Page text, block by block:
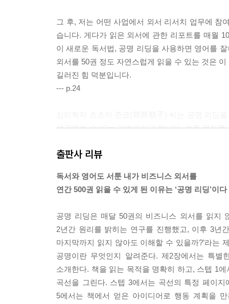
원서를 읽으면 그 분야의 일류와 이어진다 236
책을 알게 되는 순간의 행동이 좋은 인연을 만든다
독서를 한 후에는 긍정적인 착각을 하게 된다 244
에필로그 247
그 후, 저는 어떤 사업에서 외서 리서치 업무에 참
습니다. 게다가 읽은 외서에 관한 리포트를 매월
이 새로운 독서법, 공명 리딩을 사용하면 영어를
외서를 50권 정도 자연스럽게 읽을 수 있는 것은
길러진 힘 덕분입니다.
--- p.24
생각해볼 수 있는 기법이라고 합니다. 보통 목차
씨는 지금까지 책을 읽느라 고생한 적이 한 번도
지금까지 공명 리딩을 배운 사람의 많은 수가 대
준의 시간에 얽매이지 않고 많은 시간을 들여도
--- p.111
가치가 있다고 생각하는 것에 돈을 투자하지 않
수 있습니다. 저자에게는 약간의 인세밖에 되지
--- p.183
출판사 리뷰
독서와 영어도 서툰 내가 비즈니스 외서를
연간 500권 읽을 수 있게 된 이유는 ‘공명 리딩’이다
공명 리딩은 매달 50권의 비즈니스 외서를 읽지
2년간 원리를 밝히는 연구를 진행했고, 이후 3년
마지막까지 읽지 않아도 이해할 수 있을까?’라는
공명이란 무엇인지 알려준다. 제2장에서는 특
소개한다. 책을 읽는 목적을 명확히 하고, 스텝 1
곡선을 그린다. 스텝 3에서는 곡선의 특정 페이
5에서는 책에서 얻은 아이디어로 행동 계획을